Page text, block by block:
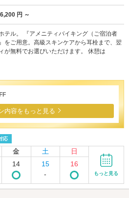
6,200 円 ～
テル。 『アメニティバイキング（ご宿泊者
をご用意。高級スキンケアから耳栓まで、翌
が無料でお選びいただけます。 休憩は
内容をもっと見る
応
金 土 日
14
15
-
16
もっと見る